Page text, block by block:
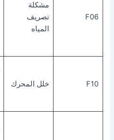
F06
مشكلة
تصريف
المياه
F10 خلل المحرك